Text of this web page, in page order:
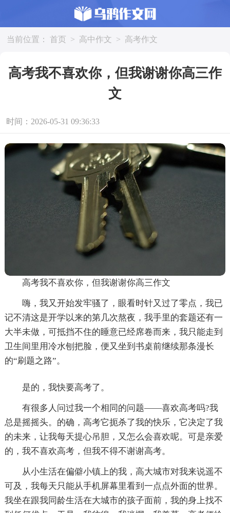
当前位置： 首页 > 高中作文 > 高考作文
高考我不喜欢你，但我谢谢你高三作
文
时间：2026-05-31 09:36:33
高考我不喜欢你，但我谢谢你高三作文
嗨，我又开始发牢骚了，眼看时针又过了零点，我已
记不清这是开学以来的第几次熬夜，我手里的套题还有一
大半未做，可抵挡不住的睡意已经席卷而来，我只能走到
卫生间里用冷水刨把脸，便又坐到书桌前继续那条漫长
的“刷题之路”。
是的，我快要高考了。
有很多人问过我一个相同的问题——喜欢高考吗?我
总是摇摇头。的确，高考它扼杀了我的快乐，它决定了我
的未来，让我每天提心吊胆，又怎么会喜欢呢。可是亲爱
的，我不喜欢高考，但我不得不谢谢高考。
从小生活在偏僻小镇上的我，高大城市对我来说遥不
可及，我每天只能从手机屏幕里看到一点点外面的世界。
我坐在跟我同龄生活在大城市的孩子面前，我的身上找不